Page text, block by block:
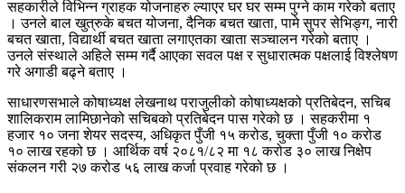
सहकारीले विभिन्न ग्राहक योजनाहरु ल्याएर घर घर सम्म पुग्ने काम गरेको बताए
। उनले बाल खुत्रुके बचत योजना, दैनिक बचत खाता, पामे सुपर सेभिङ्ग, नारी
बचत खाता, विद्यार्थी बचत खाता लगाएतका खाता सञ्चालन गरेको बताए ।
उनले संस्थाले अहिले सम्म गर्दै आएका सवल पक्ष र सुधारात्मक पक्षलाई विश्लेषण
गरे अगाडी बढ्ने बताए ।
साधारणसभाले कोषाध्यक्ष लेखनाथ पराजुलीको कोषाध्यक्षको प्रतिबेदन, सचिब
शालिकराम लामिछानेको सचिबको प्रतिबेदन पास गरेको छ । सहकरीमा १
हजार १० जना शेयर सदस्य, अधिकृत पुँजी १५ करोड, चुक्ता पुँजी १० करोड
१० लाख रहको छ । आर्थिक वर्ष २०८१/८२ मा १८ करोड ३० लाख निक्षेप
संकलन गरी २७ करोड ५६ लाख कर्जा प्रवाह गरेको छ ।